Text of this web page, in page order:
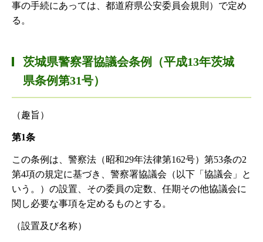
事の手続にあっては、都道府県公安委員会規則）で定め
る。
茨城県警察署協議会条例（平成13年茨城
県条例第31号）
（趣旨）
第1条
この条例は、警察法（昭和29年法律第162号）第53条の2
第4項の規定に基づき、警察署協議会（以下「協議会」と
いう。）の設置、その委員の定数、任期その他協議会に
関し必要な事項を定めるものとする。
（設置及び名称）